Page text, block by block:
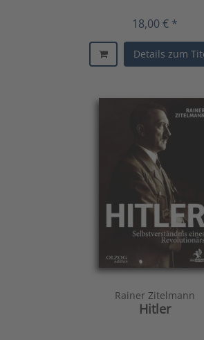
18,00 € *
Details zum
Rainer Zitelmann
Hitler